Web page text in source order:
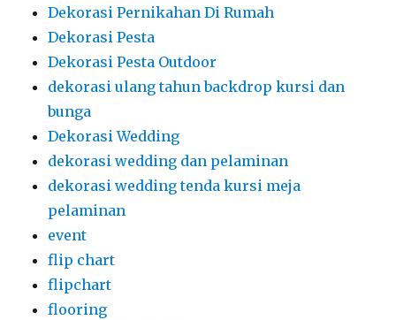
Dekorasi Pernikahan Di Rumah
Dekorasi Pesta
Dekorasi Pesta Outdoor
dekorasi ulang tahun backdrop kursi dan
bunga
Dekorasi Wedding
dekorasi wedding dan pelaminan
dekorasi wedding tenda kursi meja
pelaminan
event
flip chart
flipchart
flooring